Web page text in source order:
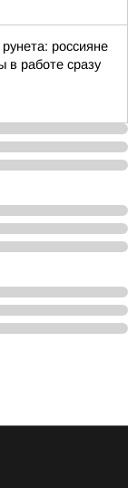
россияне
в работе сразу